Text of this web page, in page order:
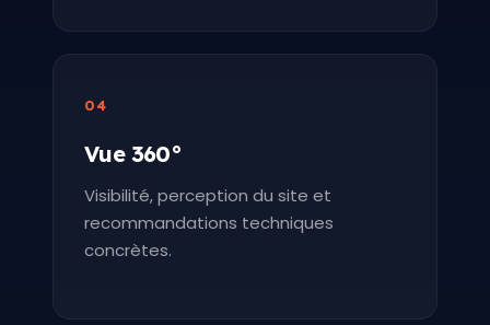
04
Vue 360°
Visibilité, perception du site et
recommandations techniques
concrètes.